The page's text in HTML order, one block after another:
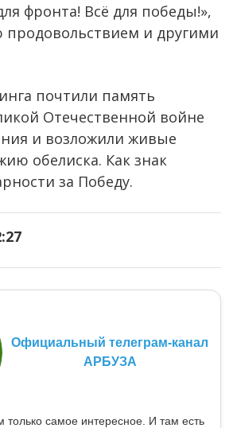
фронта! Всё для победы!»,
и другими
почтили память
Отечественной войне
и возложили живые
обелиска. Как знак
за Победу.
Официальный телеграм-канал
АРБУЗА
только самое интересное. И там есть